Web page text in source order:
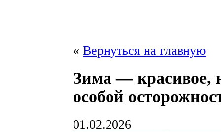
« Вернуться на главную
Зима — красивое,
особой
01.02.2026